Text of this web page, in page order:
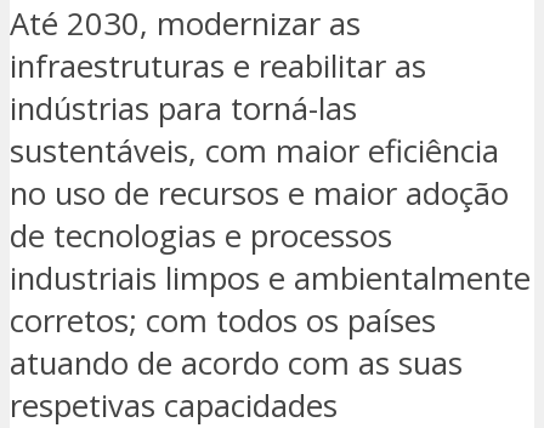
Até 2030, modernizar as
infraestruturas e reabilitar as
indústrias para torná-las
sustentáveis, com maior eficiência
no uso de recursos e maior adoção
de tecnologias e processos
industriais limpos e ambientalmente
corretos; com todos os países
atuando de acordo com as suas
respetivas capacidades